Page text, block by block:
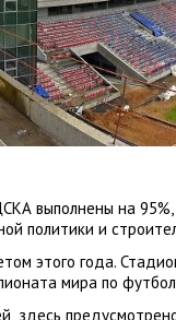
выполнены на
политики и
этого года.
мира по
, здесь